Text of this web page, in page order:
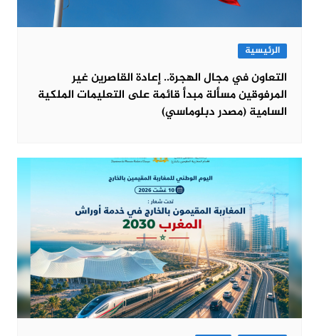
الرئيسية
التعاون في مجال الهجرة.. إعادة القاصرين غير
المرفوقين مسألة مبدأ قائمة على التعليمات الملكية
السامية (مصدر دبلوماسي)